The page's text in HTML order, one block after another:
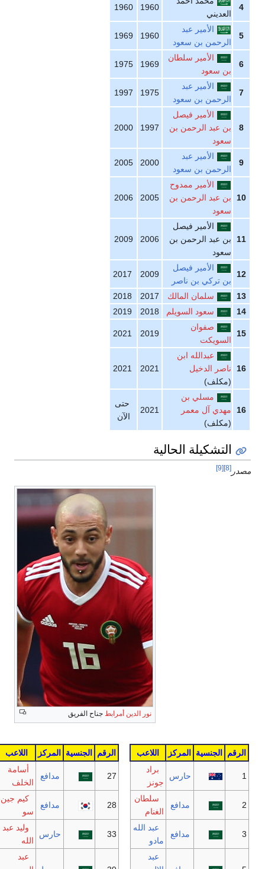
1960
1960
الأمير عبد
بن سعود
1960
1969
الأمير سلطان
1969
1975
الأمير عبد
بن سعود
1975
1997
الأمير فيصل
عبد الرحمن بن
1997
2000
الأمير عبد
بن سعود
2000
2005
الأمير ممدوح
عبد الرحمن بن
2005
2006
الأمير فيصل
عبد الرحمن بن
2006
2009
الأمير فيصل
تركي بن ناصر
2009
سلمان المالك 2017
2018
سعود السويلم
2018
2019
صفوان
2019
عبدالله ابن
الدخيل
2021
مسلي بن
آل معمر
2021
الحالية
نور الدين أمرابطجناح الفريق
الجنسية المركز اللاعب
حارس
جونز
مدافع
الغنام
مدافع
مادو
الرقم الجنسية المركز اللاعب
27 مدافع
الخلف
مدافع
سو
33 حارس